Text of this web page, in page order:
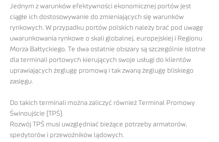
Jednym z warunków efektywności ekonomicznej portów jest
ciągłe ich dostosowywanie do zmieniających się warunków
rynkowych. W przypadku portów polskich należy brać pod uwagę
uwarunkowania rynkowe o skali globalnej, europejskiej i Regionu
Morza Bałtyckiego. Te dwa ostatnie obszary są szczególnie istotne
dla terminali portowych kierujących swoje usługi do klientów
uprawiających żeglugę promową i tak zwaną żeglugę bliskiego
zasięgu.
Do takich terminali można zaliczyć również Terminal Promowy
Świnoujście (TPŚ).
Rozwój TPŚ musi uwzględniać bieżące potrzeby armatorów,
spedytorów i przewoźników lądowych.